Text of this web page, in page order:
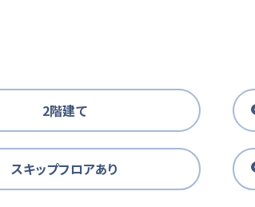
2階建て
スキップフロアあり